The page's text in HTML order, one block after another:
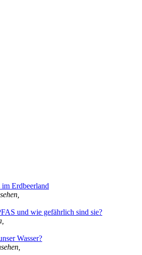
im Erdbeerland
und wie gefährlich sind sie?
Wasser?